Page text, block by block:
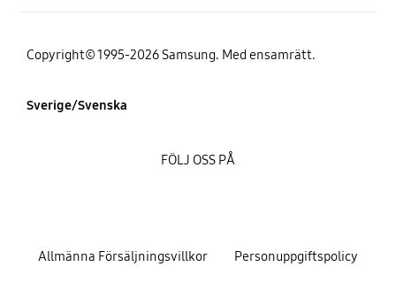
Copyright© 1995-2026 Samsung. Med ensamrätt.
Sverige/Svenska
Allmänna Försäljningsvillkor Personuppgiftspolicy
FÖLJ OSS PÅ